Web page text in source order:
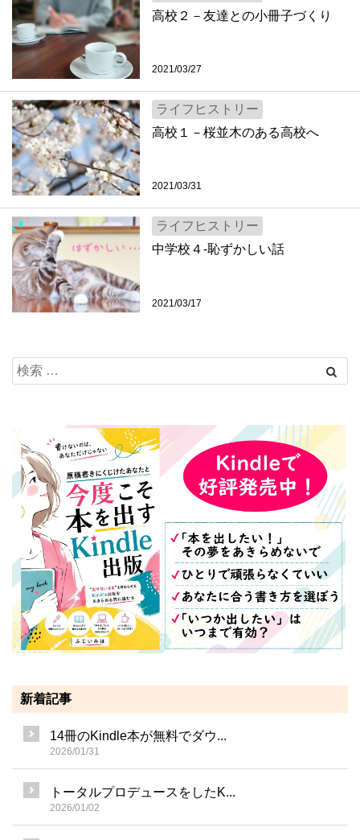
2021/03/27
高校２－友達との小冊子づくり
ライフヒストリー
2021/03/31
高校１－桜並木のある高校へ
ライフヒストリー
2021/03/17
中学校４‐恥ずかしい話
新着記事
14冊のKindle本が無料でダウ...
2026/01/31
トータルプロデュースをしたK...
2026/01/02